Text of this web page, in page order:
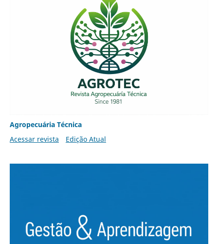
Agropecuária Técnica
Acessar revista
Edição Atual